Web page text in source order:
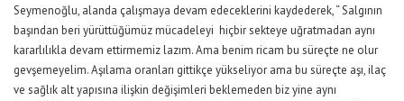
Seymenoğlu, alanda çalışmaya devam edeceklerini kaydederek, “ Salgının
başından beri yürüttüğümüz mücadeleyi hiçbir sekteye uğratmadan aynı
kararlılıkla devam ettirmemiz lazım. Ama benim ricam bu süreçte ne olur
gevşemeyelim. Aşılama oranları gittikçe yükseliyor ama bu süreçte aşı, ilaç
ve sağlık alt yapısına ilişkin değişimleri beklemeden biz yine aynı